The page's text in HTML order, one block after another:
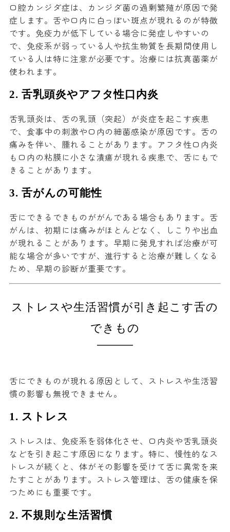
口腔カンジダ症は、カンジダ菌の過剰繁殖が原因で発
症します。舌や口内に白っぽい斑点が現れるのが特徴
です。免疫力が低下している場合に発症しやすいの
で、免疫系が弱っている人や抗生物質を長期間使用し
ている人は特に注意が必要です。治療には抗真菌薬が
使われます。
2. 舌乳頭炎やアフタ性口内炎
舌乳頭炎は、舌の乳頭（突起）が炎症を起こす疾患
で、食事中の刺激や口内の細菌感染が原因です。舌の
痛みを伴い、腫れることがあります。アフタ性口内炎
も口内の粘膜に小さな潰瘍が現れる疾患で、舌にもで
きることがあります。
3. 舌がんの可能性
舌にできるできものががんである場合もあります。舌
がんは、初期には痛みがほとんどなく、しこりや出血
が現れることがあります。早期に発見すれば治療が可
能な場合が多いですが、進行すると治療が難しくなる
ため、早期の診断が重要です。
ストレスや生活習慣が引き起こす舌の
できもの
舌にできものが現れる原因として、ストレスや生活習
慣の影響も無視できません。
1. ストレス
ストレスは、免疫系を弱体化させ、口内炎や舌乳頭炎
などを引き起こす原因になります。特に、慢性的なス
トレスが続くと、体がその影響を受けて舌に異常を来
たすことがあります。ストレス管理は、舌の健康を保
つためにも重要です。
2. 不規則な生活習慣